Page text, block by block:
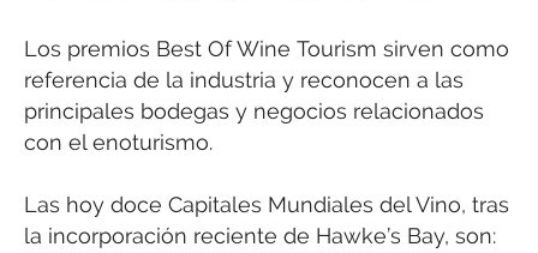
Los premios Best Of Wine Tourism sirven como
referencia de la industria y reconocen a las
principales bodegas y negocios relacionados
con el enoturismo.
Las hoy doce Capitales Mundiales del Vino, tras
la incorporación reciente de Hawke’s Bay, son: